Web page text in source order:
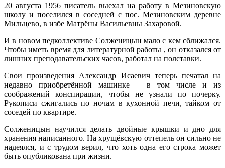
20 августа 1956 писатель выехал на работу в Мезиновскую
школу и поселился в соседней с пос. Мезиновским деревне
Мильцево, в избе Матрёны Васильевны Захаровой.
И в новом педколлективе Солженицын мало с кем сближался.
Чтобы иметь время для литературной работы , он отказался от
лишних преподавательских часов, работал на полставки.
Свои произведения Александр Исаевич теперь печатал на
недавно приобретённой машинке – в том числе и из
соображений конспирации, чтобы не узнали по почерку.
Рукописи сжигались по ночам в кухонной печи, тайком от
соседей по квартире.
Солженицын научился делать двойные крышки и дно для
хранения написанного. На хрущёвскую оттепель он сильно не
надеялся, и с трудом верил, что хоть одна его строка может
быть опубликована при жизни.